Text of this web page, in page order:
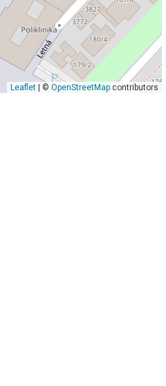
Leaflet| © OpenStreetMapcontributors